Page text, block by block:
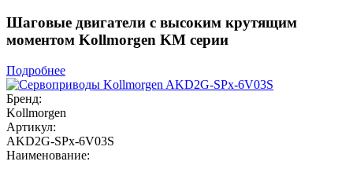
Шаговые двигатели с высоким крутящим
моментом Kollmorgen KM серии
Подробнее
Бренд:
Kollmorgen
Артикул:
AKD2G-SPx-6V03S
Наименование: